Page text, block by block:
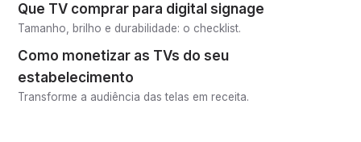
Que TV comprar para digital signage
Tamanho, brilho e durabilidade: o checklist.
Como monetizar as TVs do seu
estabelecimento
Transforme a audiência das telas em receita.